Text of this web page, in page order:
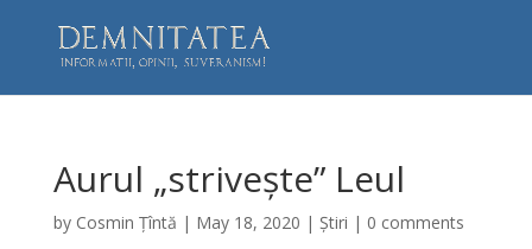
Aurul „strivește” Leul
by Cosmin Țîntă | May 18, 2020 | Știri | 0 comments